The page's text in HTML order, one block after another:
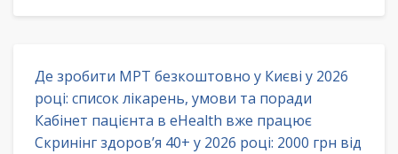
Де зробити МРТ безкоштовно у Києві у 2026
році: список лікарень, умови та поради
Кабінет пацієнта в eHealth вже працює
Скринінг здоров’я 40+ у 2026 році: 2000 грн від